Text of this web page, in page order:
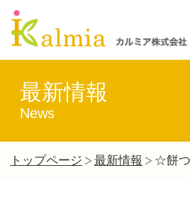
最新情報
News
トップページ 最新情報 ☆餅